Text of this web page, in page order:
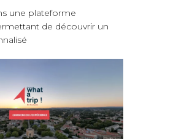
une plateforme
de découvrir un